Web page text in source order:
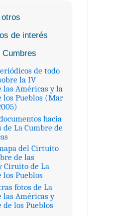
de interés
de todo
la IV
las Américas y la
los Pueblos (Mar
hacia
de La Cumbre de
del Cirtuito
de las
Ciruito de La
los Pueblos
fotos de La
las Américas y
de los Pueblos